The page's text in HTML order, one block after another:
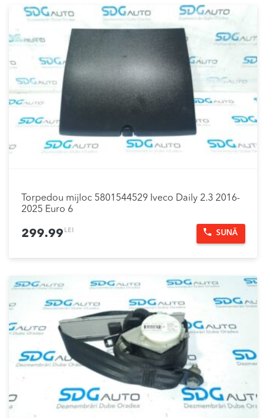
Torpedou mijloc 5801544529 Iveco Daily 2.3 2016-
2025 Euro 6
299.99 LEI SUNĂ